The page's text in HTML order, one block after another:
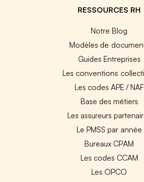
RESSOURCES RH
Notre Blog
Modèles de
Guides Entreprises
Les conventions
Les codes APE / NAF
Base des métiers
Les assureurs
Le PMSS par année
Bureaux CPAM
Les codes CCAM
Les OPCO